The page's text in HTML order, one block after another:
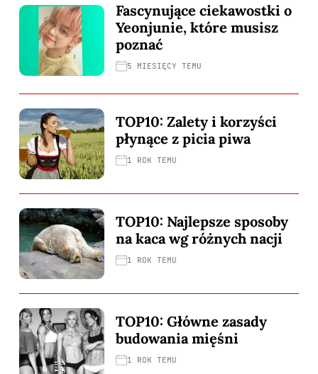
Fascynujące ciekawostki o
Yeonjunie, które musisz
poznać
5 MIESIĘCY TEMU
TOP10: Zalety i korzyści
płynące z picia piwa
1 ROK TEMU
TOP10: Najlepsze sposoby
na kaca wg różnych nacji
1 ROK TEMU
TOP10: Główne zasady
budowania mięśni
1 ROK TEMU